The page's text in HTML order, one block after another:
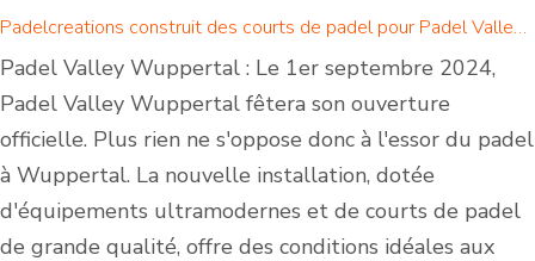
Padelcreations construit des courts de padel pour Padel Valley Wuppertal - Ouverture le 1er septembre 2024
Padel Valley Wuppertal : Le 1er septembre 2024,
Padel Valley Wuppertal fêtera son ouverture
officielle. Plus rien ne s'oppose donc à l'essor du padel
à Wuppertal. La nouvelle installation, dotée
d'équipements ultramodernes et de courts de padel
de grande qualité, offre des conditions idéales aux